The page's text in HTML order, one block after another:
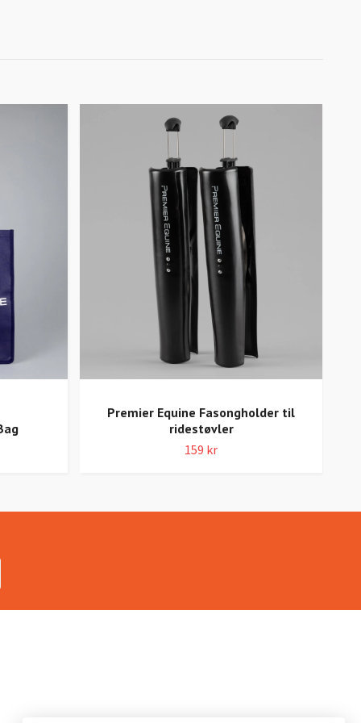
Premier Equine Fasongholder til
ridestøvler
159 kr